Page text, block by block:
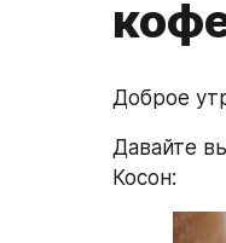
Доброе
Давайте
Косон: